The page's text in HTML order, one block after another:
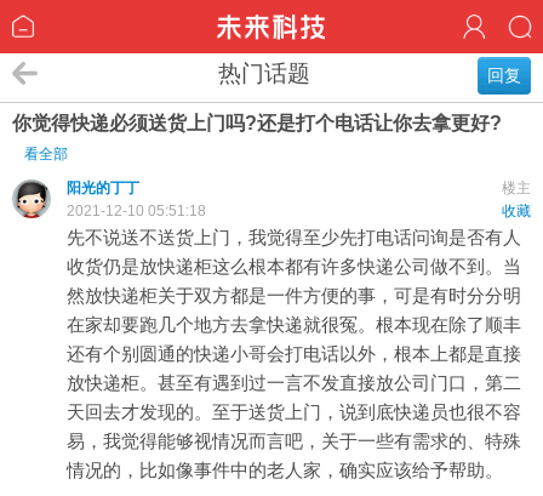
回复
热门话题
你觉得快递必须送货上门吗?还是打个电话让你去拿更好?
看全部
楼主
阳光的丁丁
收藏
2021-12-10 05:51:18
先不说送不送货上门，我觉得至少先打电话问询是否有人
收货仍是放快递柜这么根本都有许多快递公司做不到。当
然放快递柜关于双方都是一件方便的事，可是有时分分明
在家却要跑几个地方去拿快递就很冤。根本现在除了顺丰
还有个别圆通的快递小哥会打电话以外，根本上都是直接
放快递柜。甚至有遇到过一言不发直接放公司门口，第二
天回去才发现的。至于送货上门，说到底快递员也很不容
易，我觉得能够视情况而言吧，关于一些有需求的、特殊
情况的，比如像事件中的老人家，确实应该给予帮助。